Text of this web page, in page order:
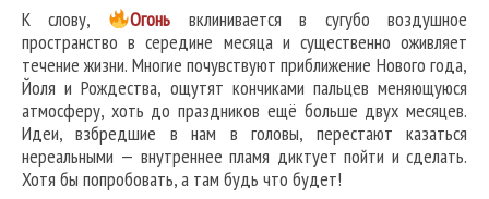
К слову,
Огонь вклинивается в сугубо воздушное
пространство в середине месяца и существенно оживляет
течение жизни. Многие почувствуют приближение Нового года,
Йоля и Рождества, ощутят кончиками пальцев меняющуюся
атмосферу, хоть до праздников ещё больше двух месяцев.
Идеи, взбредшие в нам в головы, перестают казаться
нереальными — внутреннее пламя диктует пойти и сделать.
Хотя бы попробовать, а там будь что будет!